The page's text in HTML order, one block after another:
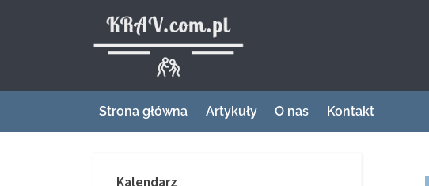
Strona główna Artykuły O nas Kontakt
Kalendarz